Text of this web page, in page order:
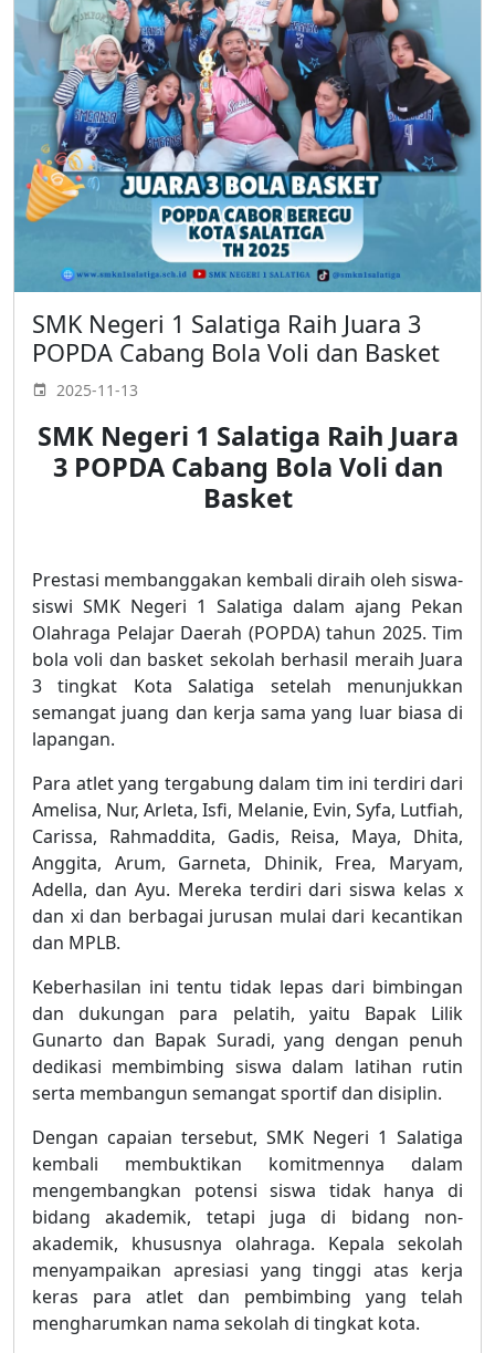
SMK Negeri 1 Salatiga Raih Juara 3
POPDA Cabang Bola Voli dan Basket
2025-11-13
SMK Negeri 1 Salatiga Raih Juara
3 POPDA Cabang Bola Voli dan
Basket
Prestasi membanggakan kembali diraih oleh siswa-
siswi SMK Negeri 1 Salatiga dalam ajang Pekan
Olahraga Pelajar Daerah (POPDA) tahun 2025. Tim
bola voli dan basket sekolah berhasil meraih Juara
3 tingkat Kota Salatiga setelah menunjukkan
semangat juang dan kerja sama yang luar biasa di
lapangan.
Para atlet yang tergabung dalam tim ini terdiri dari
Amelisa, Nur, Arleta, Isfi, Melanie, Evin, Syfa, Lutfiah,
Carissa, Rahmaddita, Gadis, Reisa, Maya, Dhita,
Anggita, Arum, Garneta, Dhinik, Frea, Maryam,
Adella, dan Ayu. Mereka terdiri dari siswa kelas x
dan xi dan berbagai jurusan mulai dari kecantikan
dan MPLB.
Keberhasilan ini tentu tidak lepas dari bimbingan
dan dukungan para pelatih, yaitu Bapak Lilik
Gunarto dan Bapak Suradi, yang dengan penuh
dedikasi membimbing siswa dalam latihan rutin
serta membangun semangat sportif dan disiplin.
Dengan capaian tersebut, SMK Negeri 1 Salatiga
kembali membuktikan komitmennya dalam
mengembangkan potensi siswa tidak hanya di
bidang akademik, tetapi juga di bidang non-
akademik, khususnya olahraga. Kepala sekolah
menyampaikan apresiasi yang tinggi atas kerja
keras para atlet dan pembimbing yang telah
mengharumkan nama sekolah di tingkat kota.